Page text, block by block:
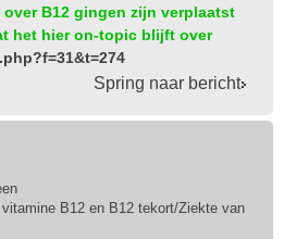
B12 gingen zijn verplaatst
het hier on-topic blijft over
Spring naar bericht
B12 en B12 tekort/Ziekte van